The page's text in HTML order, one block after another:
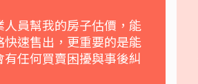
人員幫我的房子估價，能
快速售出，更重要的是能
有任何買賣困擾與事後糾